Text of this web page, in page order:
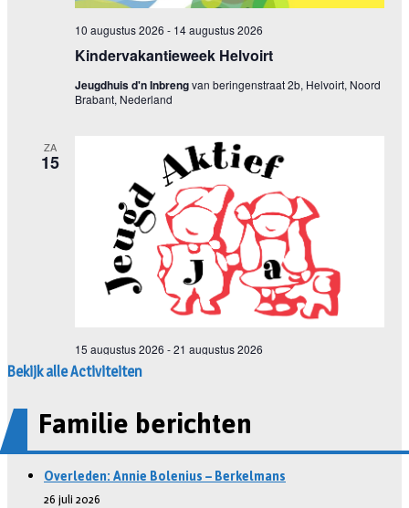
Bekijk alle Activiteiten
Familie berichten
Overleden: Annie Bolenius – Berkelmans
26 juli 2026